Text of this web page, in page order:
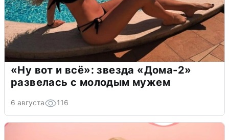
«Ну вот и всё»: звезда «Дома-2»
развелась с молодым мужем
6 августа 116